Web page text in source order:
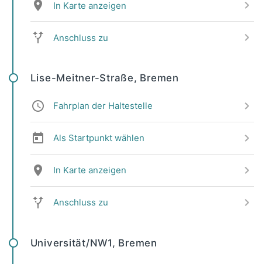
In Karte anzeigen
Anschluss zu
Lise-Meitner-Straße, Bremen
Fahrplan der Haltestelle
Als Startpunkt wählen
In Karte anzeigen
Anschluss zu
Universität/NW1, Bremen